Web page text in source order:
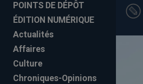
POINTS DE DÉPÔT
ÉDITION NUMÉRIQUE
Actualités
Affaires
Culture
Chroniques-Opinions